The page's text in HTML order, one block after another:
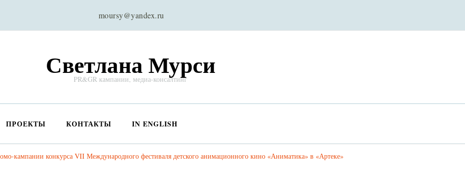
moursy@yandex.ru
Светлана Мурси
PR&GR кампании, медиа-консалтинг
ПРОЕКТЫ КОНТАКТЫ IN ENGLISH
кампании конкурса VII Международного фестиваля детского анимационного кино «Аниматика» в «Артеке»